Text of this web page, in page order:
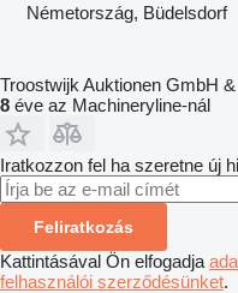
Németország, Büdelsdorf
Troostwijk Auktionen GmbH
8 éve az Machineryline-nál
Iratkozzon fel ha szeretne új
Feliratkozás
Kattintásával Ön elfogadja
felhasználói szerződésünket.